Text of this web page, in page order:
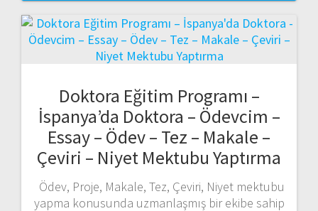
Doktora Eğitim Programı –
İspanya’da Doktora – Ödevcim –
Essay – Ödev – Tez – Makale –
Çeviri – Niyet Mektubu Yaptırma
Ödev, Proje, Makale, Tez, Çeviri, Niyet mektubu
yapma konusunda uzmanlaşmış bir ekibe sahip